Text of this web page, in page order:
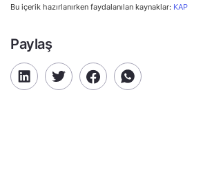
Bu içerik hazırlanırken faydalanılan kaynaklar: KAP
Paylaş